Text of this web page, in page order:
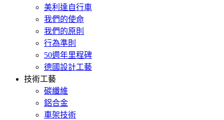
美利達自行車
我們的使命
我們的原則
行為準則
50週年里程碑
德國設計工藝
技術工藝
碳纖維
鋁合金
車架技術